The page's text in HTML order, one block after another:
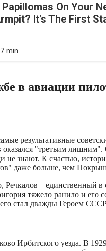
Papillomas On Your
It's The First
min
в авиации
результативные
оказался "третьим
не знают. К счастью,
даже больше, чем
– единственный
тяжело ранило и его
стал дважды Героем
Ирбитского уезда. В